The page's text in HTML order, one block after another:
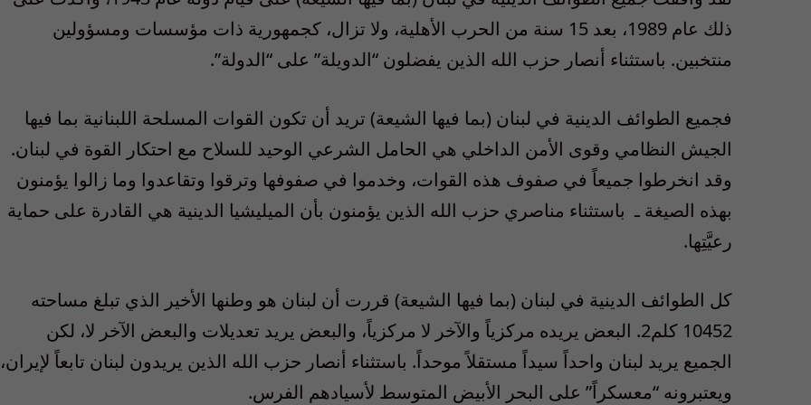
ذلك عام 1989، بعد 15 سنة من الحرب الأهلية، ولا تزال، كجمهورية ذات مؤسسات ومسؤولين
منتخبين. باستثناء أنصار حزب الله الذين يفضلون “الدويلة” على “الدولة”.
فجميع الطوائف الدينية في لبنان (بما فيها الشيعة) تريد أن تكون القوات المسلحة اللبنانية بما فيها
الجيش النظامي وقوى الأمن الداخلي هي الحامل الشرعي الوحيد للسلاح مع احتكار القوة في لبنان.
وقد انخرطوا جميعاً في صفوف هذه القوات، وخدموا في صفوفها وترقوا وتقاعدوا وما زالوا يؤمنون
بهذه الصيغة ـ باستثناء مناصري حزب الله الذين يؤمنون بأن الميليشيا الدينية هي القادرة على حماية
رعيَّتِها.
كل الطوائف الدينية في لبنان (بما فيها الشيعة) قررت أن لبنان هو وطنها الأخير الذي تبلغ مساحته
10452 كلم2. البعض يريده مركزياً والآخر لا مركزياً، والبعض يريد تعديلات والبعض الآخر لا، لكن
الجميع يريد لبنان واحداً سيداً مستقلاً موحداً. باستثناء أنصار حزب الله الذين يريدون لبنان تابعاً لإيران،
ويعتبرونه “معسكراً” على البحر الأبيض المتوسط لأسيادهم الفرس.